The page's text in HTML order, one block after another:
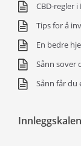
CBD-regler
Tips for å
En bedre
Sånn sover
Sånn får du